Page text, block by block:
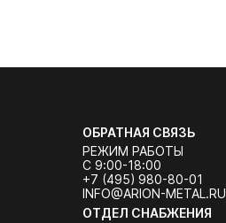
ОБРАТНАЯ СВЯЗЬ
РЕЖИМ РАБОТЫ
С 9:00-18:00
+7 (495) 980-80-01
INFO@ARION-METAL.RU
ОТДЕЛ СНАБЖЕНИЯ